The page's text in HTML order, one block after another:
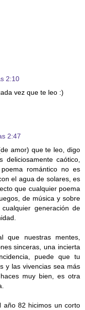
2:10
vez que te leo :)
2:47
amor) que te leo, digo
caótico,
romántico no es
el agua de solares, es
que cualquier poema
de música y sobre
generación de
que nuestras mentes,
sinceras, una incierta
puede que tu
y las vivencias sea más
muy bien, es otra
año 82 hicimos un corto